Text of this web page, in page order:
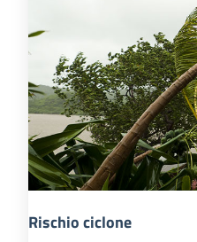
Rischio ciclone